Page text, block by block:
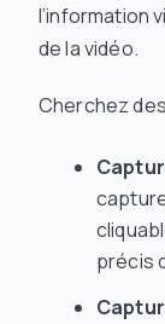
l’information
de la vidéo.
Cherchez
précis